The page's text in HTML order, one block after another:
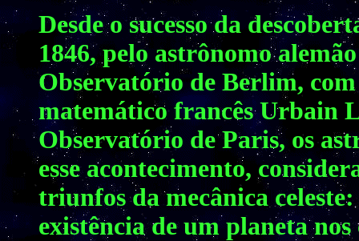
Desde o sucesso da
1846, pelo astrônomo
Observatório de Berlim, com
matemático francês Urbain
Observatório de Paris, os
esse acontecimento,
triunfos da mecânica
existência de um planeta